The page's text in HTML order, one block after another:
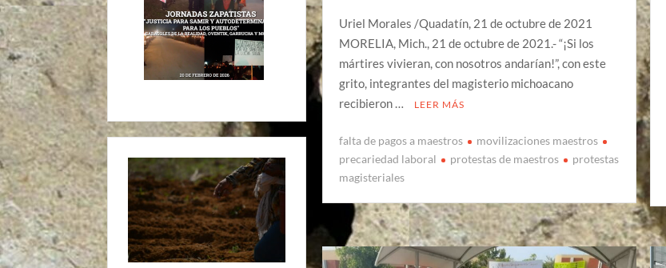
Uriel Morales /Quadatín, 21 de octubre de 2021
MORELIA, Mich., 21 de octubre de 2021.- “¡Si los
mártires vivieran, con nosotros andarían!”, con este
grito, integrantes del magisterio michoacano
recibieron …
LEER MÁS
falta de pagos a maestros
movilizaciones maestros
precariedad laboral
protestas de maestros
protestas
magisteriales